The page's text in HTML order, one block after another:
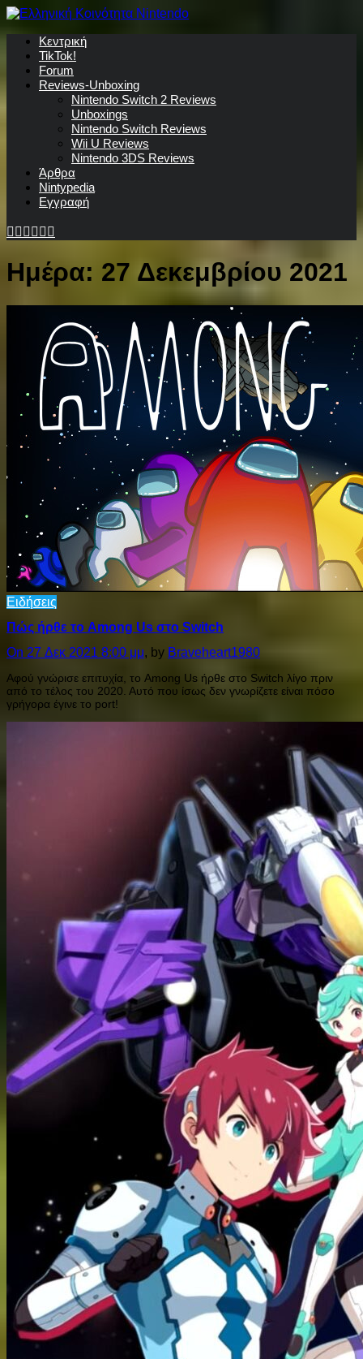
Κεντρική
TikTok!
Forum
Reviews-Unboxing
Nintendo Switch 2 Reviews
Unboxings
Nintendo Switch Reviews
Wii U Reviews
Nintendo 3DS Reviews
Άρθρα
Nintypedia
Εγγραφή
Ημέρα: 27 Δεκεμβρίου 2021
Ειδήσεις
Πώς ήρθε το Among Us στο Switch
On 27 Δεκ 2021 8:00 μμ, by Braveheart1980
Αφού γνώρισε επιτυχία, το Among Us ήρθε στο Switch λίγο πριν
από το τέλος του 2020. Αυτό που ίσως δεν γνωρίζετε είναι πόσο
γρήγορα έγινε το port!